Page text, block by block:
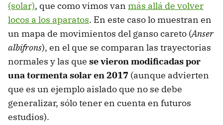
(solar), que como vimos van más allá de volver
locos a los aparatos. En este caso lo muestran en
un mapa de movimientos del ganso careto (Anser
albifrons), en el que se comparan las trayectorias
normales y las que se vieron modificadas por
una tormenta solar en 2017 (aunque advierten
que es un ejemplo aislado que no se debe
generalizar, sólo tener en cuenta en futuros
estudios).